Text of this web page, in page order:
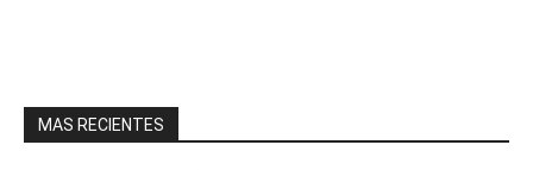
MAS RECIENTES